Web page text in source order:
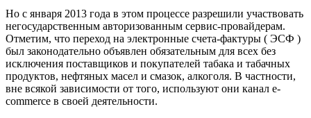
Но с января 2013 года в этом процессе разрешили участвовать
негосударственным авторизованным сервис-провайдерам.
Отметим, что переход на электронные счета-фактуры ( ЭСФ )
был законодательно объявлен обязательным для всех без
исключения поставщиков и покупателей табака и табачных
продуктов, нефтяных масел и смазок, алкоголя. В частности,
вне всякой зависимости от того, используют они канал e-
commerce в своей деятельности.